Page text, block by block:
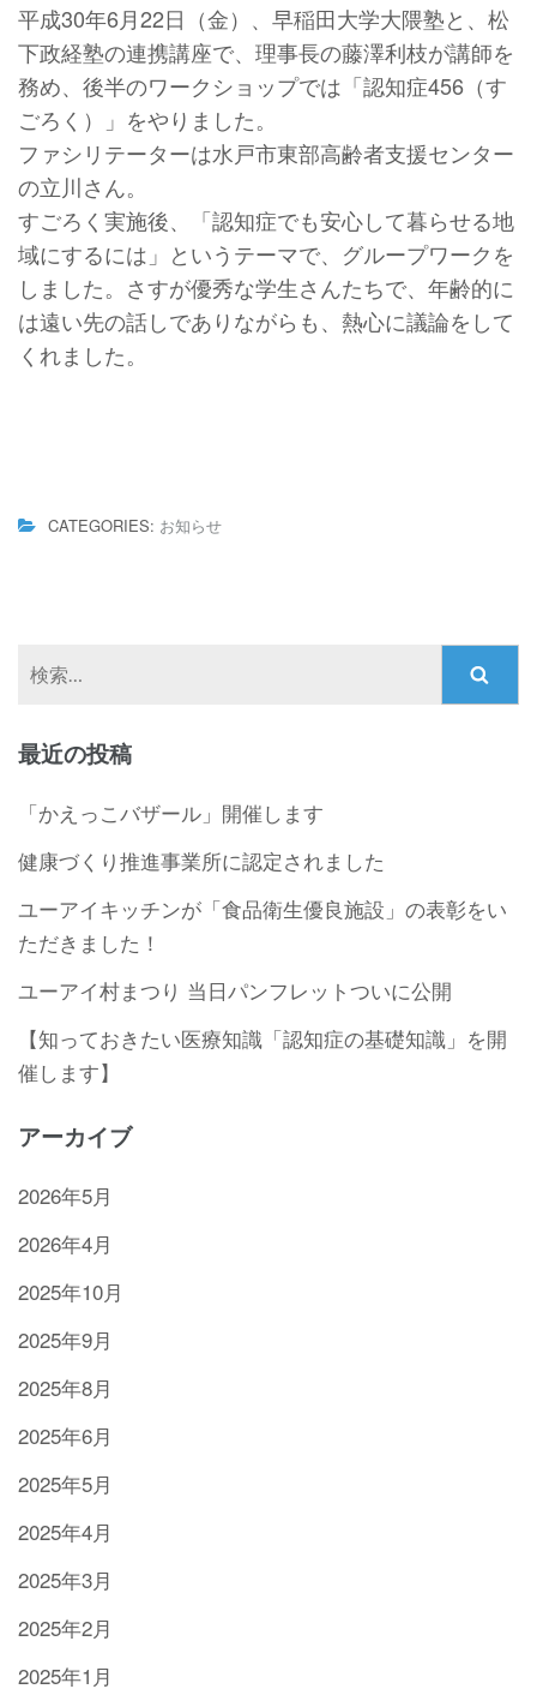
平成30年6月22日（金）、早稲田大学大隈塾と、松
下政経塾の連携講座で、理事長の藤澤利枝が講師を
務め、後半のワークショップでは「認知症456（す
ごろく）」をやりました。
ファシリテーターは水戸市東部高齢者支援センター
の立川さん。
すごろく実施後、「認知症でも安心して暮らせる地
域にするには」というテーマで、グループワークを
しました。さすが優秀な学生さんたちで、年齢的に
は遠い先の話しでありながらも、熱心に議論をして
くれました。
CATEGORIES: お知らせ
最近の投稿
「かえっこバザール」開催します
健康づくり推進事業所に認定されました
ユーアイキッチンが「食品衛生優良施設」の表彰をい
ただきました！
ユーアイ村まつり 当日パンフレットついに公開
【知っておきたい医療知識「認知症の基礎知識」を開
催します】
アーカイブ
2026年5月
2026年4月
2025年10月
2025年9月
2025年8月
2025年6月
2025年5月
2025年4月
2025年3月
2025年2月
2025年1月